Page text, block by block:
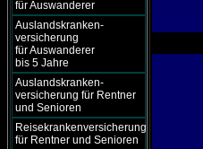
für Auswanderer
Auslandskranken-
versicherung
für Auswanderer
bis 5 Jahre
Auslandskranken-
versicherung für Rentner
und Senioren
Reisekrankenversicherung
für Rentner und Senioren